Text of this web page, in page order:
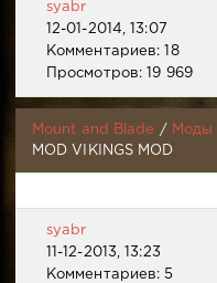
syabr
12-01-2014, 13:07
Комментариев: 18
Просмотров: 19 969
Mount and Blade /
Моды
MOD VIKINGS MOD
syabr
11-12-2013, 13:23
Комментариев: 5